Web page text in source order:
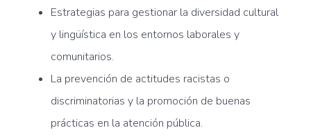
Estrategias para gestionar la diversidad cultural
y lingüística en los entornos laborales y
comunitarios.
La prevención de actitudes racistas o
discriminatorias y la promoción de buenas
prácticas en la atención pública.